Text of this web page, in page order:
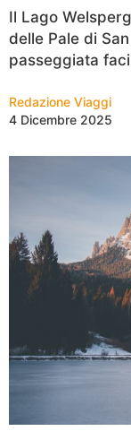
Il Lago
delle Pale di
passeggiata
Redazione Viaggi
4 Dicembre 2025